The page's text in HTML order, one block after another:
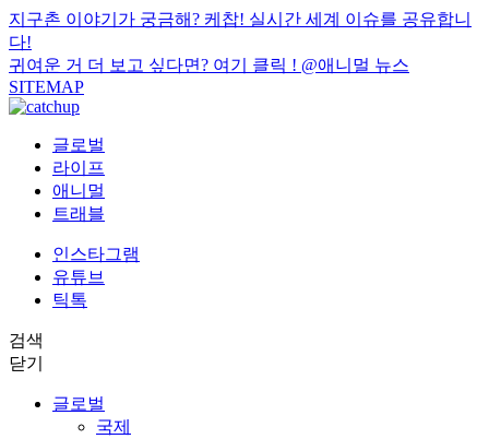
지구촌 이야기가 궁금해? 케찹! 실시간 세계 이슈를 공유합니
다!
귀여운 거 더 보고 싶다면? 여기 클릭 ! @애니멀 뉴스
SITEMAP
글로벌
라이프
애니멀
트래블
인스타그램
유튜브
틱톡
검색
닫기
글로벌
국제